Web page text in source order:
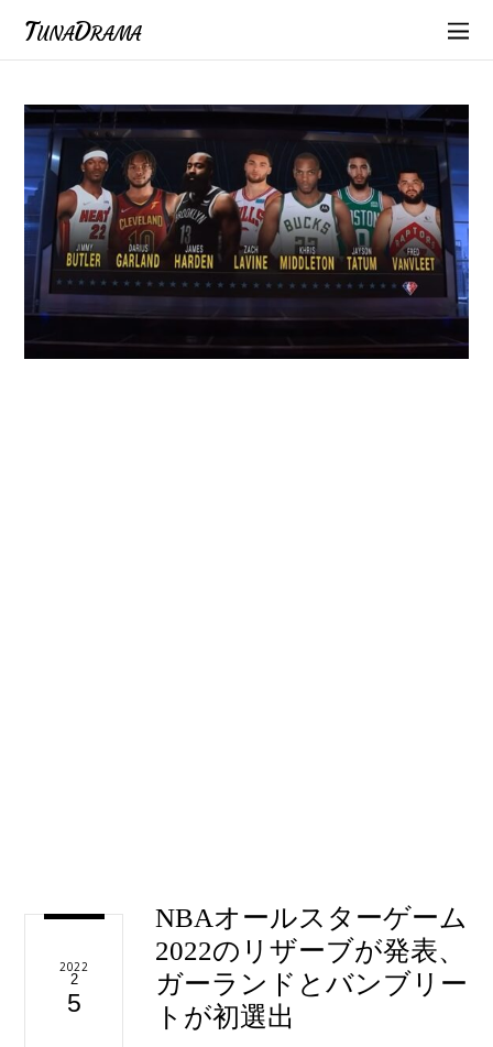
TunaDrama
2022
2
5
NBAオールスターゲーム
2022のリザーブが発表、
ガーランドとバンブリー
トが初選出